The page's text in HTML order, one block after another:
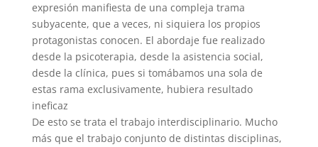
expresión manifiesta de una compleja trama
subyacente, que a veces, ni siquiera los propios
protagonistas conocen. El abordaje fue realizado
desde la psicoterapia, desde la asistencia social,
desde la clínica, pues si tomábamos una sola de
estas rama exclusivamente, hubiera resultado
ineficaz
De esto se trata el trabajo interdisciplinario. Mucho
más que el trabajo conjunto de distintas disciplinas,